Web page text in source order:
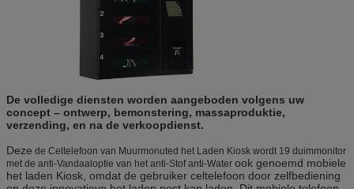
De volledige diensten worden aangeboden volgens uw
concept – ontwerp, bemonstering, massaproduktie,
verzending, en na de verkoopdienst.
Deze de Celtelefoon van Muurmonuted het Laden Kiosk wordt 19 duimmonitor
met de anti-Vandaaloptie van het anti-Stof anti-Water ook genoemd mobiele
het laden Kiosk, omdat de gebruiker celtelefoon door zelfbediening